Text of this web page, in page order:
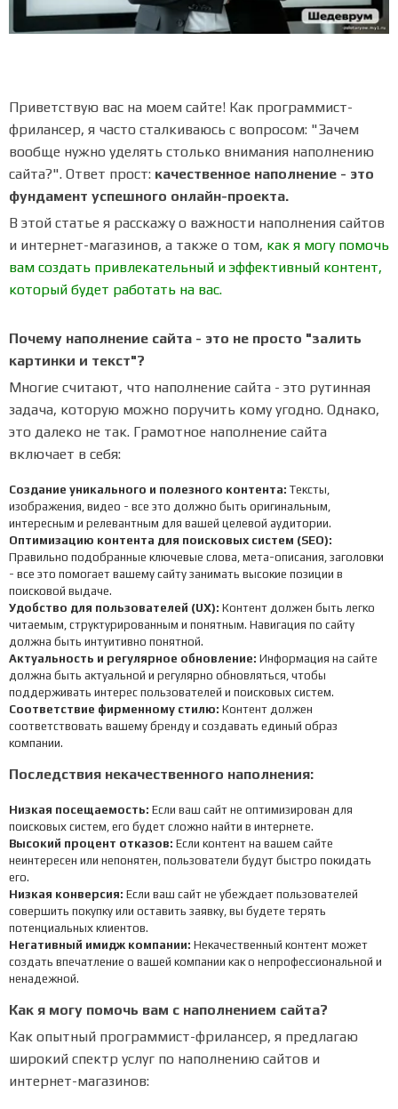
Приветствую вас на моем сайте! Как программист-
фрилансер, я часто сталкиваюсь с вопросом: "Зачем
вообще нужно уделять столько внимания наполнению
сайта?". Ответ прост: качественное наполнение - это
фундамент успешного онлайн-проекта.
В этой статье я расскажу о важности наполнения сайтов
и интернет-магазинов, а также о том, как я могу помочь
вам создать привлекательный и эффективный контент,
который будет работать на вас.
Почему наполнение сайта - это не просто "залить
картинки и текст"?
Многие считают, что наполнение сайта - это рутинная
задача, которую можно поручить кому угодно. Однако,
это далеко не так. Грамотное наполнение сайта
включает в себя:
Создание уникального и полезного контента: Тексты,
изображения, видео - все это должно быть оригинальным,
интересным и релевантным для вашей целевой аудитории.
Оптимизацию контента для поисковых систем (SEO):
Правильно подобранные ключевые слова, мета-описания, заголовки
- все это помогает вашему сайту занимать высокие позиции в
поисковой выдаче.
Удобство для пользователей (UX): Контент должен быть легко
читаемым, структурированным и понятным. Навигация по сайту
должна быть интуитивно понятной.
Актуальность и регулярное обновление: Информация на сайте
должна быть актуальной и регулярно обновляться, чтобы
поддерживать интерес пользователей и поисковых систем.
Соответствие фирменному стилю: Контент должен
соответствовать вашему бренду и создавать единый образ
компании.
Последствия некачественного наполнения:
Низкая посещаемость: Если ваш сайт не оптимизирован для
поисковых систем, его будет сложно найти в интернете.
Высокий процент отказов: Если контент на вашем сайте
неинтересен или непонятен, пользователи будут быстро покидать
его.
Низкая конверсия: Если ваш сайт не убеждает пользователей
совершить покупку или оставить заявку, вы будете терять
потенциальных клиентов.
Негативный имидж компании: Некачественный контент может
создать впечатление о вашей компании как о непрофессиональной и
ненадежной.
Как я могу помочь вам с наполнением сайта?
Как опытный программист-фрилансер, я предлагаю
широкий спектр услуг по наполнению сайтов и
интернет-магазинов: